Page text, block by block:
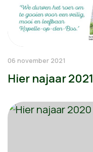
06 november 2021
Hier najaar 2021